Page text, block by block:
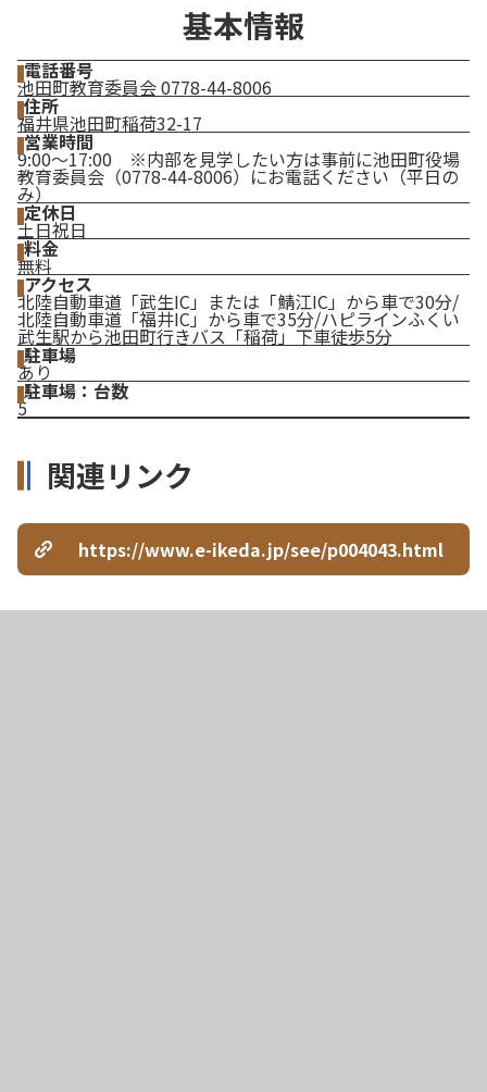
基本情報
電話番号
池田町教育委員会 0778-44-8006
住所
福井県池田町稲荷32-17
営業時間
9:00～17:00 ※内部を見学したい方は事前に池田町役場
教育委員会（0778-44-8006）にお電話ください（平日の
み）
定休日
土日祝日
料金
無料
アクセス
北陸自動車道「武生IC」または「鯖江IC」から車で30分/
北陸自動車道「福井IC」から車で35分/ハピラインふくい
武生駅から池田町行きバス「稲荷」下車徒歩5分
駐車場
あり
駐車場：台数
5
関連リンク
https://www.e-ikeda.jp/see/p004043.html